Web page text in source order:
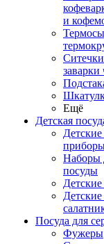
и
заварки
Ещё
Детская
Наборы
посуды
Посуда для
Фужеры